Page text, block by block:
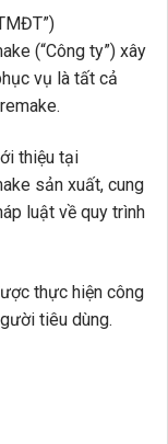
(“Công ty”) xây
vụ là tất cả
thiệu tại
sản xuất, cung
luật về quy trình
thực hiện công
tiêu dùng.